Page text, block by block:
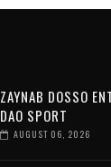
ZAYNAB DOSSO
DAO SPORT
AUGUST 06, 2026